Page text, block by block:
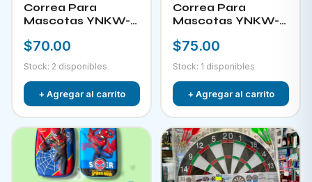
Correa Para
Mascotas YNKW-
$70.00
Stock: 2 disponibles
+ Agregar al carrito
Correa Para
Mascotas YNKW-
$75.00
Stock: 1 disponibles
+ Agregar al carrito